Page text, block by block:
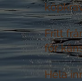
Fritt
för
Hela